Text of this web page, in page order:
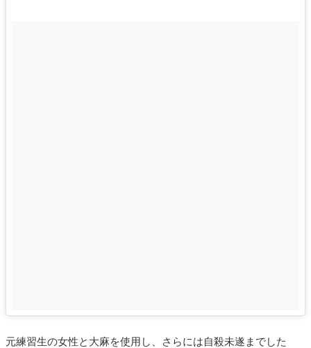
元練習生の女性と大麻を使用し、さらには自殺未遂までした